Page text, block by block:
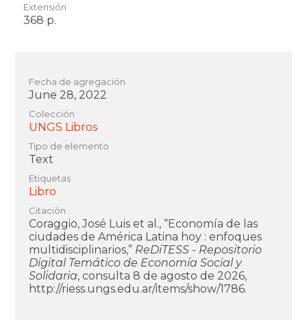
Extensión
368 p.
Fecha de agregación
June 28, 2022
Colección
UNGS Libros
Tipo de elemento
Text
Etiquetas
Libro
Citación
Coraggio, José Luis et al., “Economía de las
ciudades de América Latina hoy : enfoques
multidisciplinarios,” ReDiTESS - Repositorio
Digital Temático de Economía Social y
Solidaria, consulta 8 de agosto de 2026,
http://riess.ungs.edu.ar/items/show/1786.